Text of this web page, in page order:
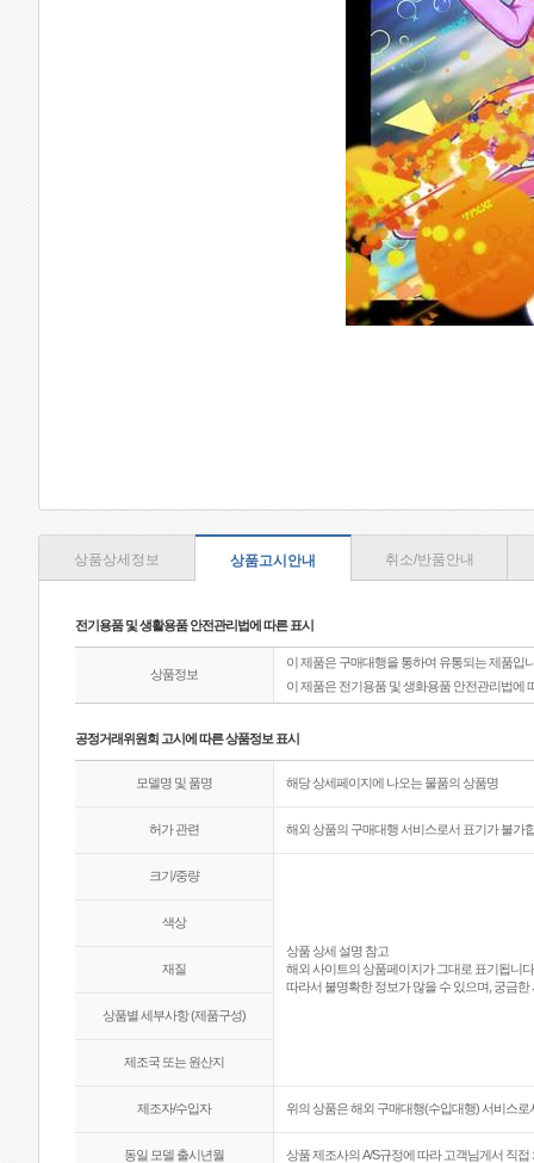
상품상세정보 상품고시안내 취소/반품안내
전기용품 및 생활용품 안전관리법에 따른 표시
상품정보
이 제품은 구매대행을 통하여 유통되는 제품입
이 제품은 전기용품 및 생화용품 안전관리법에
공정거래위원회 고시에 따른 상품정보 표시
모델명 및 품명 해당 상세페이지에 나오는 물품의 상품명
허가 관련 해외 상품의 구매대행 서비스로서 표기가 불가
크기/중량
상품 상세 설명 참고
해외 사이트의 상품페이지가 그대로 표기됩니
따라서 불명확한 정보가 많을 수 있으며, 궁금
색상
재질
상품별 세부사항 (제품구성)
제조국 또는 원산지
제조자/수입자 위의 상품은 해외 구매대행(수입대행) 서비스로
동일 모델 출시년월 상품 제조사의 A/S규정에 따라 고객님게서 직접